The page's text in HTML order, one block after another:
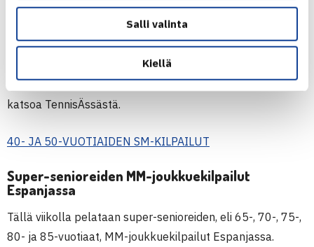
Salli valinta
Kiellä
Jarkko Nieminen Areenalla pelataan 40- ja 50-vuotiaiden
SM-kilpailut 13.-17.10. Turnauksessa ovat SM-mitalit
jaossa naisten ja miesten 40-vuotiaiden kaksinpeleissä
sekä 50-vuotiaiden miesten kaksin- ja nelinpelissä.
Otteluohjelmaa ei ole vielä julkaistu, mutta kaaviot voit
katsoa TennisÄssästä.
40- JA 50-VUOTIAIDEN SM-KILPAILUT
Super-senioreiden MM-joukkuekilpailut
Espanjassa
Tällä viikolla pelataan super-senioreiden, eli 65-, 70-, 75-,
80- ja 85-vuotiaat, MM-joukkuekilpailut Espanjassa.